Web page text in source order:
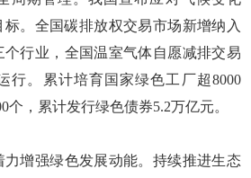
标。全国碳排放权交易市场新增纳入
行业，全国温室气体自愿减排交易
行。累计培育国家绿色工厂超8000
个，累计发行绿色债券5.2万亿元。
增强绿色发展动能。持续推进生态